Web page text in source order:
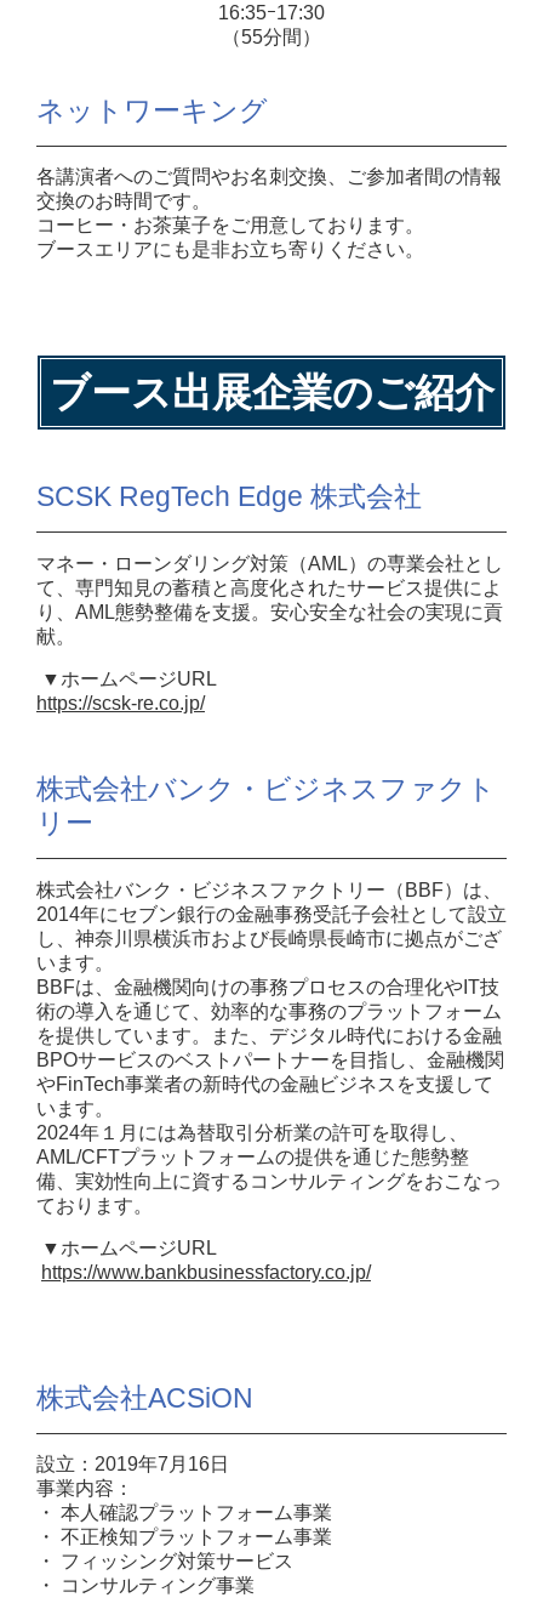
16:35ｰ17:30
（55分間）
ネットワーキング
各講演者へのご質問やお名刺交換、ご参加者間の情報
交換のお時間です。
コーヒー・お茶菓子をご用意しております。
ブースエリアにも是非お立ち寄りください。
ブース出展企業のご紹介
SCSK RegTech Edge 株式会社
マネー・ローンダリング対策（AML）の専業会社とし
て、専門知見の蓄積と高度化されたサービス提供によ
り、AML態勢整備を支援。安心安全な社会の実現に貢
献。
▼ホームページURL
https://scsk-re.co.jp/
株式会社バンク・ビジネスファクト
リー
株式会社バンク・ビジネスファクトリー（BBF）は、
2014年にセブン銀行の金融事務受託子会社として設立
し、神奈川県横浜市および長崎県長崎市に拠点がござ
います。
BBFは、金融機関向けの事務プロセスの合理化やIT技
術の導入を通じて、効率的な事務のプラットフォーム
を提供しています。また、デジタル時代における金融
BPOサービスのベストパートナーを目指し、金融機関
やFinTech事業者の新時代の金融ビジネスを支援して
います。
2024年１月には為替取引分析業の許可を取得し、
AML/CFTプラットフォームの提供を通じた態勢整
備、実効性向上に資するコンサルティングをおこなっ
ております。
▼ホームページURL
https://www.bankbusinessfactory.co.jp/
株式会社ACSiON
設立：2019年7月16日
事業内容：
・ 本人確認プラットフォーム事業
・ 不正検知プラットフォーム事業
・ フィッシング対策サービス
・ コンサルティング事業